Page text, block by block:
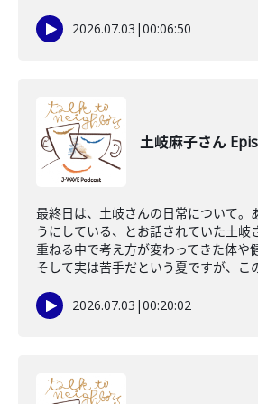
2026.07.03 |00:06:50
土岐麻子さん
最終日は、土岐さんの日常について。
うにしている、とお話されていた土岐
重ねる中で考え方が変わってきた体や
そして実は苦手だという夏ですが、こ
2026.07.03 |00:20:02